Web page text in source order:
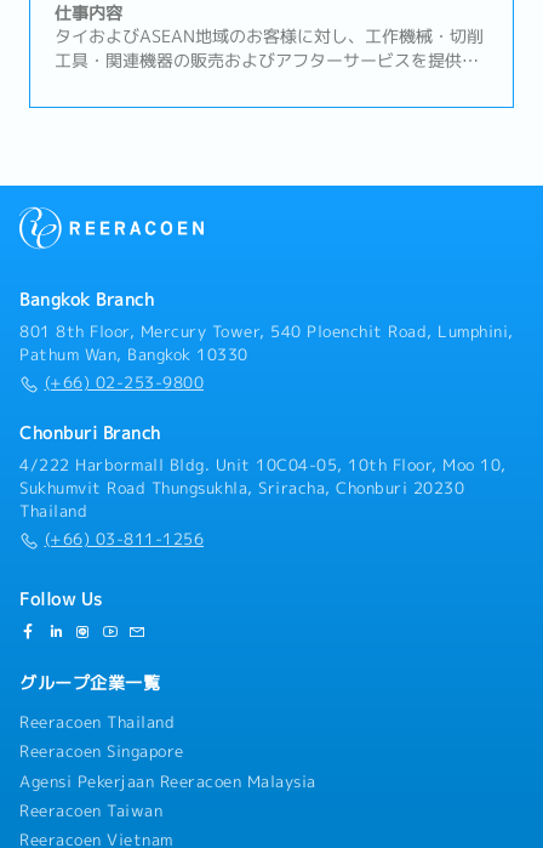
仕事内容
タイおよびASEAN地域のお客様に対し、工作機械・切削
工具・関連機器の販売およびアフターサービスを提供し
い製造業のお客様を支えています。【業務内容】・NC工
働、トラブルシューティング・技術者への技術指導・日
Bangkok Branch
801 8th Floor, Mercury Tower, 540 Ploenchit Road, Lumphini,
Pathum Wan, Bangkok 10330
(+66) 02-253-9800
Chonburi Branch
4/222 Harbormall Bldg. Unit 10C04-05, 10th Floor, Moo 10,
Sukhumvit Road Thungsukhla, Sriracha, Chonburi 20230
Thailand
(+66) 03-811-1256
Follow Us
グループ企業一覧
Reeracoen Thailand
Reeracoen Singapore
Agensi Pekerjaan Reeracoen Malaysia
Reeracoen Taiwan
Reeracoen Vietnam